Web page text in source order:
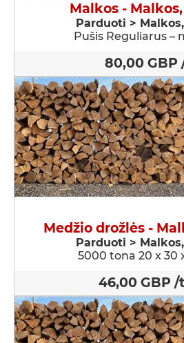
Malkos -
Parduoti >
Pušis Reguliarus –
80,00 GBP
Medžio drožlės -
Parduoti >
5000 tona 20 x 30
46,00 GBP /